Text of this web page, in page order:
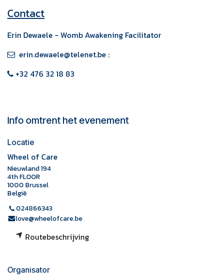
Contact
Erin Dewaele - Womb Awakening Facilitator
erin.dewaele@telenet.be :
+32 476 32 18 83
Info omtrent het evenement
Locatie
Wheel of Care
Nieuwland 194
4th FLOOR
1000 Brussel
België
024866343
love@wheelofcare.be
Routebeschrijving
Organisator